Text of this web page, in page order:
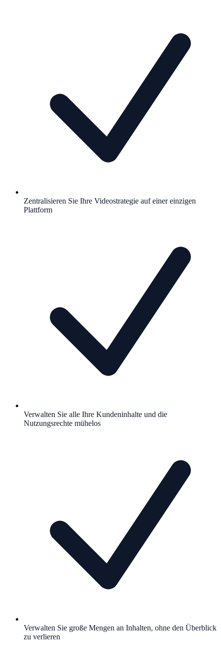
Zentralisieren Sie Ihre Videostrategie auf einer einzigen
Plattform
Verwalten Sie alle Ihre Kundeninhalte und die
Nutzungsrechte mühelos
Verwalten Sie große Mengen an Inhalten, ohne den Überblick
zu verlieren